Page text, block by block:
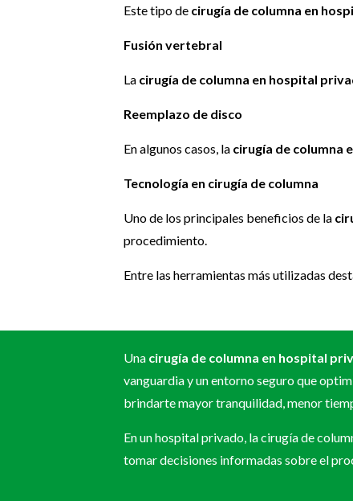
Este tipo de cirugía de columna en
Fusión vertebral
La cirugía de columna en hospital
Reemplazo de disco
En algunos casos, la cirugía de columna
Tecnología en cirugía de columna
Uno de los principales beneficios de la
procedimiento.
Entre las herramientas más utilizadas
Una cirugía de columna en hospital
vanguardia y un entorno seguro que
brindarte mayor tranquilidad, menor
En un hospital privado, la cirugía de
tomar decisiones informadas sobre el